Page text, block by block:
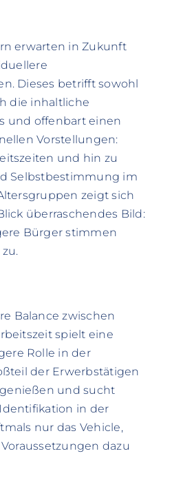
erwarten in Zukunft
Dieses betrifft sowohl
die inhaltliche
und offenbart einen
Vorstellungen:
und hin zu
Selbstbestimmung im
zeigt sich
überraschendes Bild:
Bürger stimmen
Balance zwischen
spielt eine
Rolle in der
der Erwerbstätigen
und sucht
in der
nur das Vehicle,
dazu